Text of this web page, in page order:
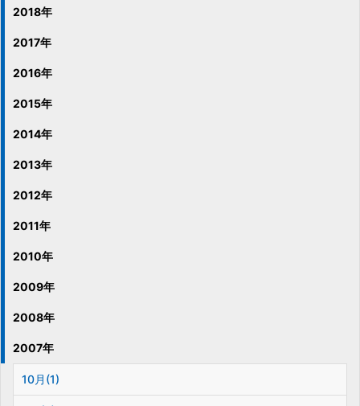
2018年
2017年
2016年
2015年
2014年
2013年
2012年
2011年
2010年
2009年
2008年
2007年
10月(1)